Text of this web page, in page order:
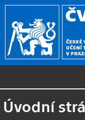
Úvodní